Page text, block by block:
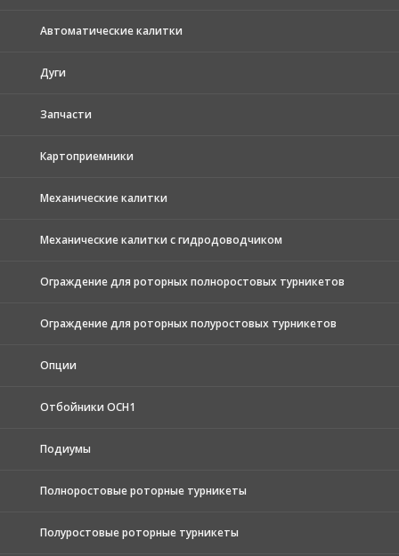
Автоматические калитки
Дуги
Запчасти
Картоприемники
Механические калитки
Механические калитки с гидродоводчиком
Ограждение для роторных полноростовых турникетов
Ограждение для роторных полуростовых турникетов
Опции
Отбойники ОСН1
Подиумы
Полноростовые роторные турникеты
Полуростовые роторные турникеты